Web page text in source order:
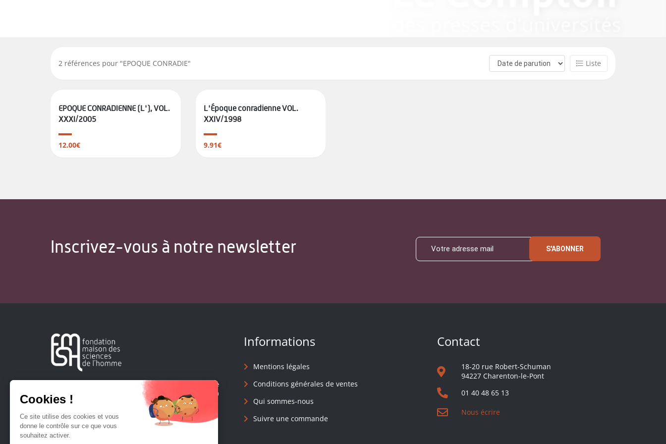
2 références pour "EPOQUE CONRADIE" Liste
EPOQUE CONRADIENNE (L'), VOL.
XXXI/2005
12.00€
L'Époque conradienne VOL.
XXIV/1998
9.91€
Inscrivez-vous à notre newsletter S'ABONNER
Créée en 1963, la Fondation Maison Sciences de l'Homme
soutient la recherche et la diffusion des connaissances en
sciences humaines et sociales.
Informations
Mentions légales
Conditions générales de ventes
Qui sommes-nous
Suivre une commande
Contact
18-20 rue Robert-Schuman
94227 Charenton-le-Pont
01 40 48 65 13
Nous écrire